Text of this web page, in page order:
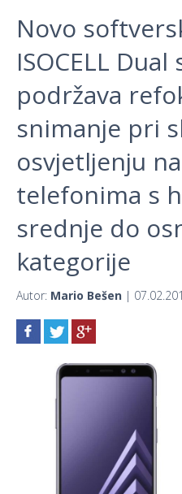
Novo
ISOCELL
podržava
snimanje pri
osvjetljenju
telefonima s
srednje do
kategorije
Autor: Mario Bešen |